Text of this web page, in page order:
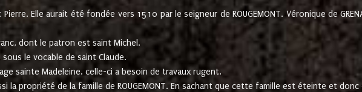
Elle aurait été fondée vers 1510 par le seigneur de ROUGEMONT. Véronique de
dont le patron est saint Michel.
le vocable de saint Claude.
sainte Madeleine. celle-ci a besoin de travaux rugent.
la propriété de la famille de ROUGEMONT. En sachant que cette famille est éteinte et donc